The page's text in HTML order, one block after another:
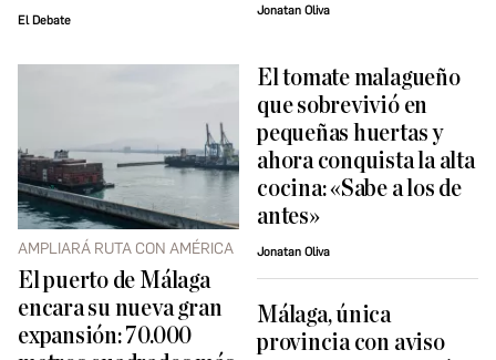
El Debate
Jonatan Oliva
AMPLIARÁ RUTA CON AMÉRICA
El puerto de Málaga
encara su nueva gran
expansión: 70.000
El tomate malagueño
que sobrevivió en
pequeñas huertas y
ahora conquista la alta
cocina: «Sabe a los de
antes»
Jonatan Oliva
Málaga, única
provincia con aviso